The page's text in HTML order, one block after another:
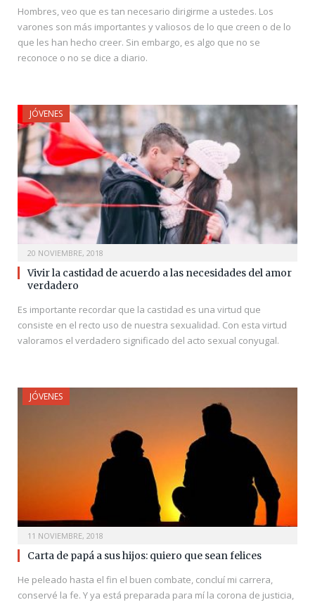
Hombres, veo que es tan necesario dirigirme a ustedes. Los
varones son más importantes y valiosos de lo que creen o de lo
que les han hecho creer. Sin embargo, es algo que no se
reconoce o no se dice a diario.
JÓVENES
20 NOVIEMBRE, 2018
Vivir la castidad de acuerdo a las necesidades del amor
verdadero
Es importante recordar que la castidad es una virtud que
consiste en el recto uso de nuestra sexualidad. Con esta virtud
valoramos el verdadero significado del acto sexual conyugal.
JÓVENES
11 NOVIEMBRE, 2018
Carta de papá a sus hijos: quiero que sean felices
He peleado hasta el fin el buen combate, concluí mi carrera,
conservé la fe. Y ya está preparada para mí la corona de justicia,